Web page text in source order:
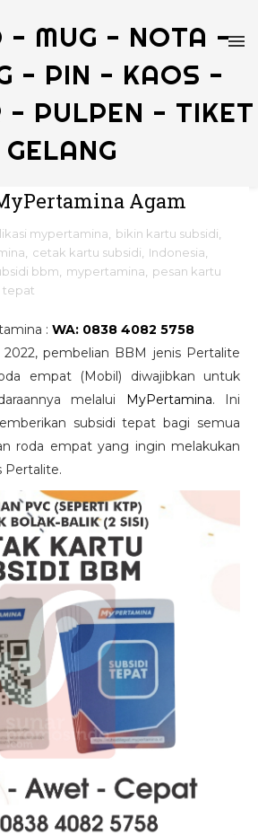
- MUG - NOTA -
- PIN - KAOS -
- PULPEN - TIKET
GELANG
Agam
mypertamina bikin kartu subsidi
cetak kartu subsidi Indonesia
bbm mypertamina
pesan kartu
tepat
: WA: 0838 4082 5758
pembelian BBM jenis Pertalite
empat (Mobil) diwajibkan untuk
melalui MyPertamina. Ini
subsidi tepat bagi semua
roda empat yang ingin melakukan
Pertalite.